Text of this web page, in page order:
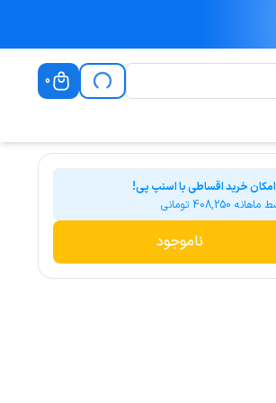
0
امکان خرید اقساطی با اسنپ پی!
408,250 تومانی
ناموجود